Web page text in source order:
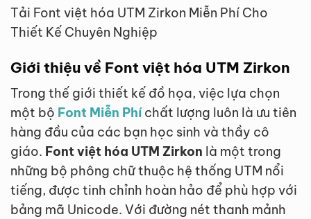
Tải Font việt hóa UTM Zirkon Miễn Phí Cho
Thiết Kế Chuyên Nghiệp
Giới thiệu về Font việt hóa UTM Zirkon
Trong thế giới thiết kế đồ họa, việc lựa chọn
một bộ Font Miễn Phíchất lượng luôn là ưu tiên
hàng đầu của các bạn học sinh và thầy cô
giáo. Font việt hóa UTM Zirkon là một trong
những bộ phông chữ thuộc hệ thống UTM nổi
tiếng, được tinh chỉnh hoàn hảo để phù hợp với
bảng mã Unicode. Với đường nét thanh mảnh